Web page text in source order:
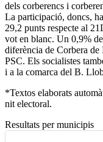
dels corberencs i
La participació, doncs,
29,2 punts respecte al
vot en blanc. Un 0,9%
diferència de Corbera
PSC. Els socialistes
i a la comarca del B.
*Textos elaborats
nit electoral.
Resultats per municipis